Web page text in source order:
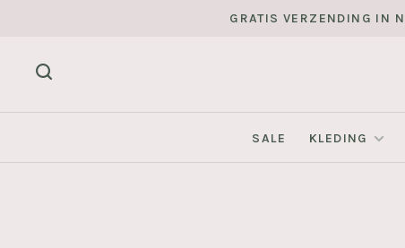
GRATIS VERZENDING IN
SALE KLEDING